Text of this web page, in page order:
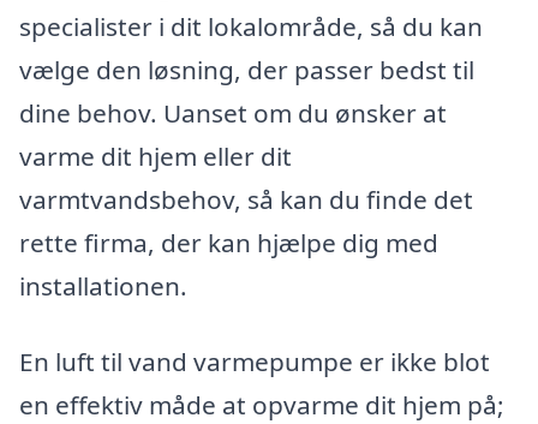
specialister i dit lokalområde, så du kan
vælge den løsning, der passer bedst til
dine behov. Uanset om du ønsker at
varme dit hjem eller dit
varmtvandsbehov, så kan du finde det
rette firma, der kan hjælpe dig med
installationen.
En luft til vand varmepumpe er ikke blot
en effektiv måde at opvarme dit hjem på;